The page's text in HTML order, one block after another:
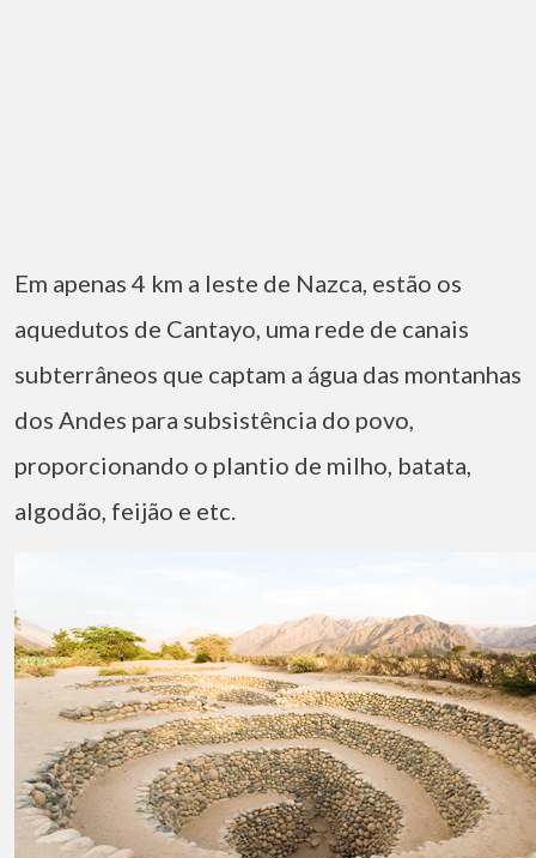
Em apenas 4 km a leste de Nazca, estão os
aquedutos de Cantayo, uma rede de canais
subterrâneos que captam a água das montanhas
dos Andes para subsistência do povo,
proporcionando o plantio de milho, batata,
algodão, feijão e etc.